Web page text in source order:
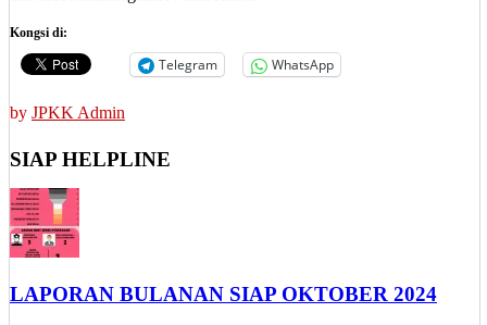
Kongsi di:
Telegram WhatsApp
by JPKK Admin
SIAP HELPLINE
LAPORAN BULANAN SIAP OKTOBER 2024